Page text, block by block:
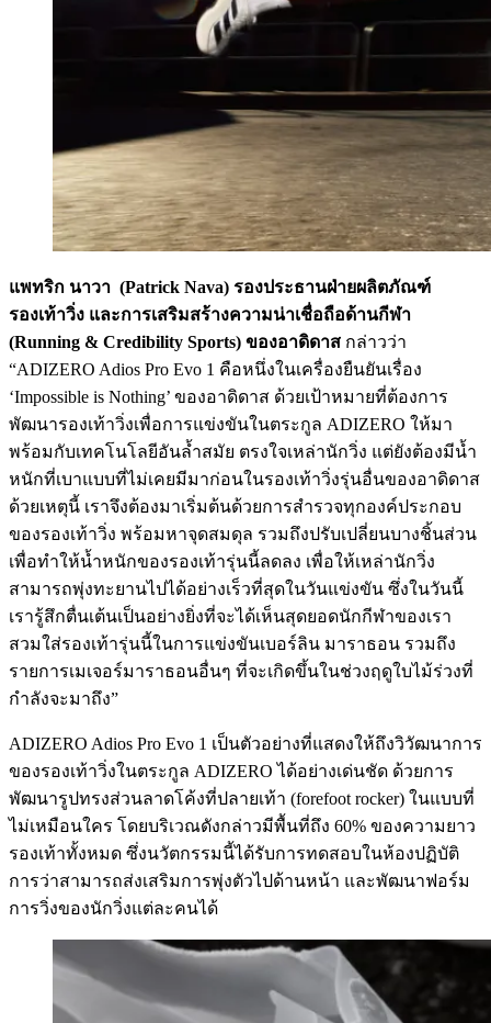
แพทริก นาวา (Patrick Nava) รองประธานฝ่ายผลิตภัณฑ์
รองเท้าวิ่ง และการเสริมสร้างความน่าเชื่อถือด้านกีฬา
(Running & Credibility Sports) ของอาดิดาส กล่าวว่า
“ADIZERO Adios Pro Evo 1 คือหนึ่งในเครื่องยืนยันเรื่อง
‘Impossible is Nothing’ ของอาดิดาส ด้วยเป้าหมายที่ต้องการ
พัฒนารองเท้าวิ่งเพื่อการแข่งขันในตระกูล ADIZERO ให้มา
พร้อมกับเทคโนโลยีอันล้ำสมัย ตรงใจเหล่านักวิ่ง แต่ยังต้องมีน้ำ
หนักที่เบาแบบที่ไม่เคยมีมาก่อนในรองเท้าวิ่งรุ่นอื่นของอาดิดาส
ด้วยเหตุนี้ เราจึงต้องมาเริ่มต้นด้วยการสำรวจทุกองค์ประกอบ
ของรองเท้าวิ่ง พร้อมหาจุดสมดุล รวมถึงปรับเปลี่ยนบางชิ้นส่วน
เพื่อทำให้น้ำหนักของรองเท้ารุ่นนี้ลดลง เพื่อให้เหล่านักวิ่ง
สามารถพุ่งทะยานไปได้อย่างเร็วที่สุดในวันแข่งขัน ซึ่งในวันนี้
เรารู้สึกตื่นเต้นเป็นอย่างยิ่งที่จะได้เห็นสุดยอดนักกีฬาของเรา
สวมใส่รองเท้ารุ่นนี้ในการแข่งขันเบอร์ลิน มาราธอน รวมถึง
รายการเมเจอร์มาราธอนอื่นๆ ที่จะเกิดขึ้นในช่วงฤดูใบไม้ร่วงที่
กำลังจะมาถึง”
ADIZERO Adios Pro Evo 1 เป็นตัวอย่างที่แสดงให้ถึงวิวัฒนาการ
ของรองเท้าวิ่งในตระกูล ADIZERO ได้อย่างเด่นชัด ด้วยการ
พัฒนารูปทรงส่วนลาดโค้งที่ปลายเท้า (forefoot rocker) ในแบบที่
ไม่เหมือนใคร โดยบริเวณดังกล่าวมีพื้นที่ถึง 60% ของความยาว
รองเท้าทั้งหมด ซึ่งนวัตกรรมนี้ได้รับการทดสอบในห้องปฏิบัติ
การว่าสามารถส่งเสริมการพุ่งตัวไปด้านหน้า และพัฒนาฟอร์ม
การวิ่งของนักวิ่งแต่ละคนได้